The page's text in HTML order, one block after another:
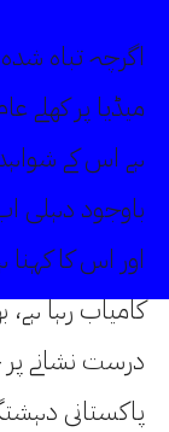
اگرچہ تباہ
میڈیا پر کھلے
ہے اس کے
باوجود دہلی
اور اس کا
کامیاب رہا
پاکستانی